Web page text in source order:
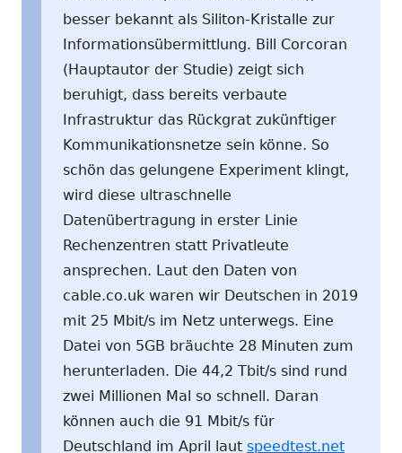
besser bekannt als Siliton-Kristalle zur
Informationsübermittlung. Bill Corcoran
(Hauptautor der Studie) zeigt sich
beruhigt, dass bereits verbaute
Infrastruktur das Rückgrat zukünftiger
Kommunikationsnetze sein könne. So
schön das gelungene Experiment klingt,
wird diese ultraschnelle
Datenübertragung in erster Linie
Rechenzentren statt Privatleute
ansprechen. Laut den Daten von
cable.co.uk waren wir Deutschen in 2019
mit 25 Mbit/s im Netz unterwegs. Eine
Datei von 5GB bräuchte 28 Minuten zum
herunterladen. Die 44,2 Tbit/s sind rund
zwei Millionen Mal so schnell. Daran
können auch die 91 Mbit/s für
Deutschland im April laut speedtest.net